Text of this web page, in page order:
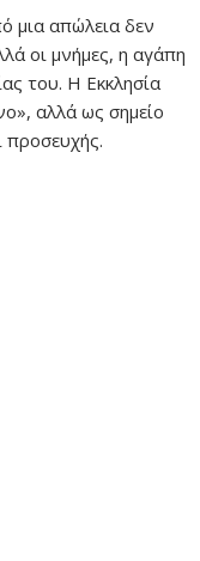
μια απώλεια δεν
οι μνήμες, η αγάπη
του. Η Εκκλησία
αλλά ως σημείο
προσευχής.